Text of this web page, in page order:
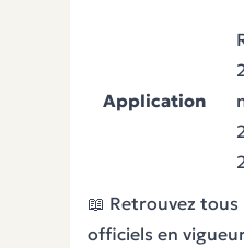
Application
📖 Retrouvez
officiels en